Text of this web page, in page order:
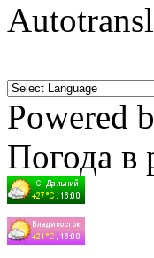
Powered
Погода в